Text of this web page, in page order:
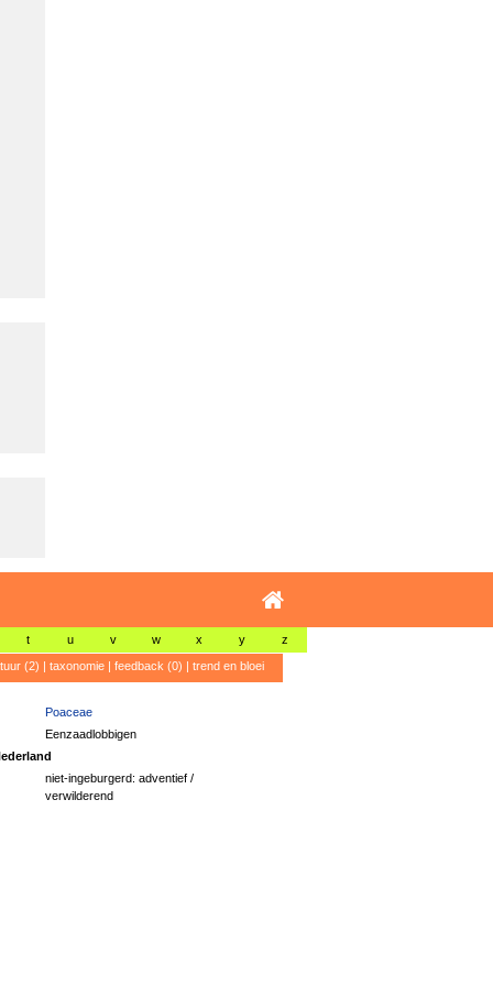
t u v w x y z
(2) | taxonomie| feedback (0) | trend en bloei
Poaceae
Eenzaadlobbigen
niet-ingeburgerd: adventief /
verwilderend